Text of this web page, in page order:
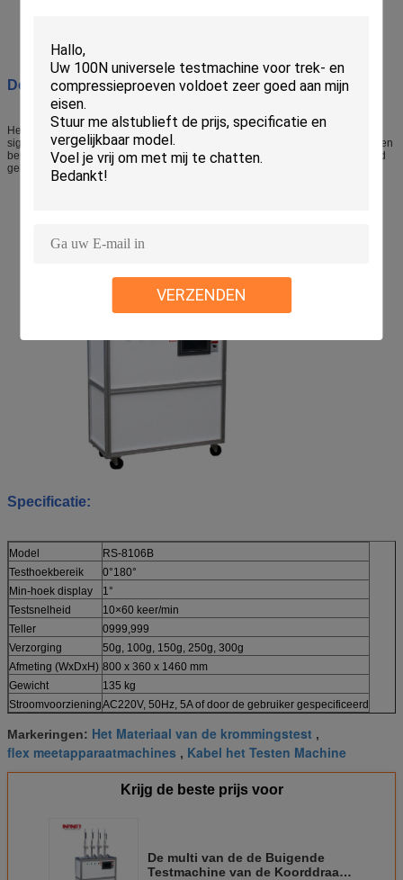
VERZENDEN
Doel:
Het is geschikt voor multi-core kabel, communicatie kabel, vlakke kabel en
signaallijn om buigingstest uit te voeren.laat het draaien rechts en links hangen
bepaalde belasting, om na bepaalde testcycli te beoordelen of de draad goed
geleid is (kan worden ingesteld).
Specificatie:
Model
RS-8106B
Testhoekbereik
0°180°
Min-hoek display
1°
Testsnelheid
10×60 keer/min
Teller
0999,999
Verzorging
50g, 100g, 150g, 250g, 300g
Afmeting (WxDxH) 800 x 360 x 1460 mm
Gewicht
135 kg
StroomvoorzieningAC220V, 50Hz, 5A of door de gebruiker gespecificeerd
Markeringen: Het Materiaal van de krommingstest ,
flex meetapparaatmachines , Kabel het Testen Machine
Krijg de beste prijs voor
De multi van de de Buigende
Testmachine van de Koorddraad